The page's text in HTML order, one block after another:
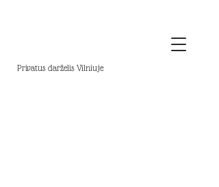
Privatus darželis Vilniuje